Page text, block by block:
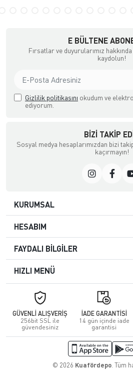
E BÜLTENE
Fırsatlar ve duyurularımız
kaydolun!
Gizlilik politikasını okudum ve
ediyorum.
BIZI TAKIP
Sosyal medya hesaplarımızdan bizi
kaçırmayın!
KURUMSAL
HESABIM
FAYDALI BİLGİLER
HIZLI MENÜ
GÜVENLİ ALIŞVERİŞ
256bit SSL ile
güvendesiniz
İADE GARANTİSİ
14 gün içinde iade
garantisi
© 2026 Kuafördepo. Tüm